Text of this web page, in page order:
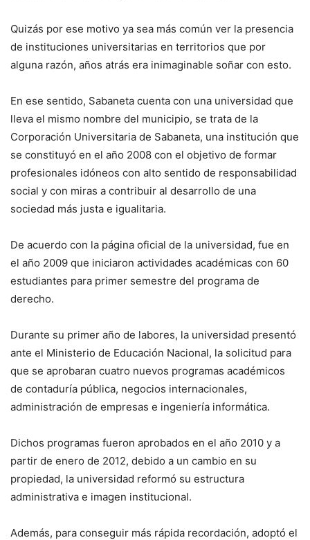
Quizás por ese motivo ya sea más común ver la presencia
de instituciones universitarias en territorios que por
alguna razón, años atrás era inimaginable soñar con esto.
En ese sentido, Sabaneta cuenta con una universidad que
lleva el mismo nombre del municipio, se trata de la
Corporación Universitaria de Sabaneta, una institución que
se constituyó en el año 2008 con el objetivo de formar
profesionales idóneos con alto sentido de responsabilidad
social y con miras a contribuir al desarrollo de una
sociedad más justa e igualitaria.
De acuerdo con la página oficial de la universidad, fue en
el año 2009 que iniciaron actividades académicas con 60
estudiantes para primer semestre del programa de
derecho.
Durante su primer año de labores, la universidad presentó
ante el Ministerio de Educación Nacional, la solicitud para
que se aprobaran cuatro nuevos programas académicos
de contaduría pública, negocios internacionales,
administración de empresas e ingeniería informática.
Dichos programas fueron aprobados en el año 2010 y a
partir de enero de 2012, debido a un cambio en su
propiedad, la universidad reformó su estructura
administrativa e imagen institucional.
Además, para conseguir más rápida recordación, adoptó el